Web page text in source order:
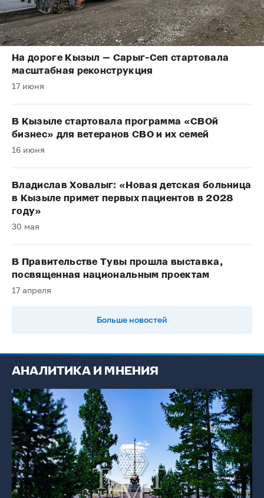
На дороге Кызыл — Сарыг-Сеп стартовала
масштабная реконструкция
17 июня
В Кызыле стартовала программа «СВОй
бизнес» для ветеранов СВО и их семей
16 июня
Владислав Ховалыг: «Новая детская больница
в Кызыле примет первых пациентов в 2028
году»
30 мая
В Правительстве Тувы прошла выставка,
посвященная национальным проектам
17 апреля
Больше новостей
АНАЛИТИКА И МНЕНИЯ